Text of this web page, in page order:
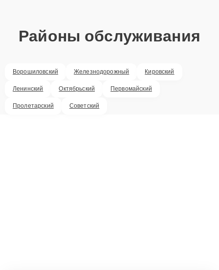
Районы обслуживания
Ворошиловский Железнодорожный Кировский
Ленинский Октябрьский Первомайский
Пролетарский Советский